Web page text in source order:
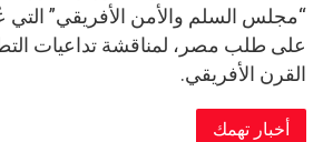
“مجلس السلم والأمن الأفريقي” التي
على طلب مصر، لمناقشة تداعيات
القرن الأفريقي.
أخبار تهمك